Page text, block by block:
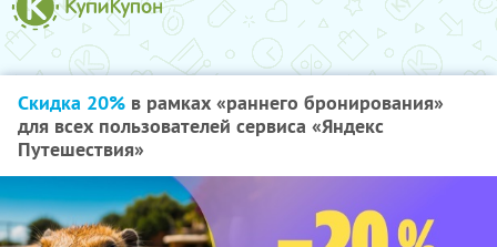
Скидка 20% в рамках «раннего бронирования»
для всех пользователей сервиса «Яндекс
Путешествия»